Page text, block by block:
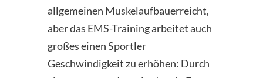
allgemeinen Muskelaufbauerreicht,
aber das EMS-Training arbeitet auch
großes einen Sportler
Geschwindigkeit zu erhöhen: Durch